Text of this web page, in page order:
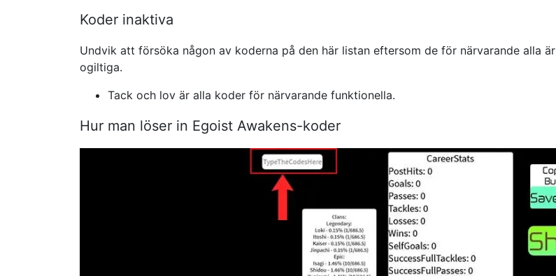
Koder inaktiva
Undvik att försöka någon av koderna på den här listan eftersom de för närvarande alla är
ogiltiga.
Tack och lov är alla koder för närvarande funktionella.
Hur man löser in Egoist Awakens-koder